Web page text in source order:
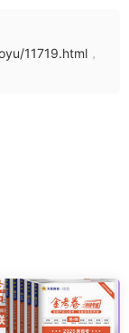
11719.html ，